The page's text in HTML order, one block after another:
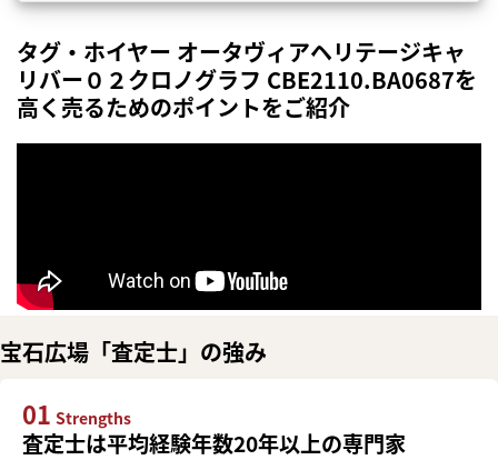
タグ・ホイヤー オータヴィアヘリテージキャ
リバー０２クロノグラフ CBE2110.BA0687を
高く売るためのポイントをご紹介
宝石広場「査定士」の強み
01 Strengths
査定士は平均経験年数20年以上の専門家